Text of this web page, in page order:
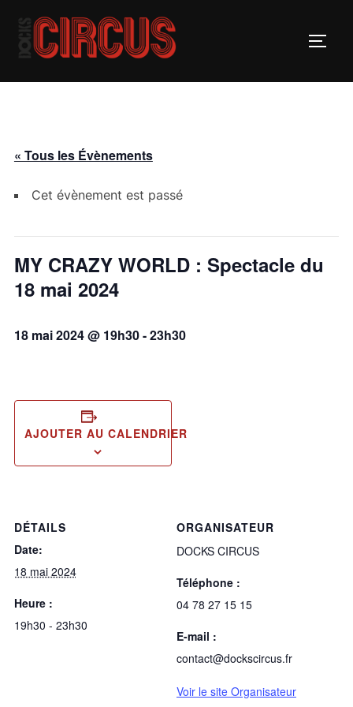
« Tous les Évènements
Cet évènement est passé
MY CRAZY WORLD : Spectacle du
18 mai 2024
18 mai 2024 @ 19h30-23h30
AJOUTER AU CALENDRIER
DÉTAILS
Date:
18 mai 2024
Heure :
19h30 - 23h30
ORGANISATEUR
DOCKS CIRCUS
Téléphone :
04 78 27 15 15
E-mail :
contact@dockscircus.fr
Voir le site Organisateur